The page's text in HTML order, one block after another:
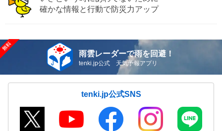
確かな情報と行動で防災力アップ
雨雲レーダーで雨を回避！
tenki.jp公式 天気予報アプリ
tenki.jp公式SNS